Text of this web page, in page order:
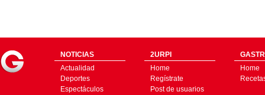
NOTICIAS
Actualidad
Deportes
Espectáculos
2URPI
Home
Regístrate
Post de usuarios
Home